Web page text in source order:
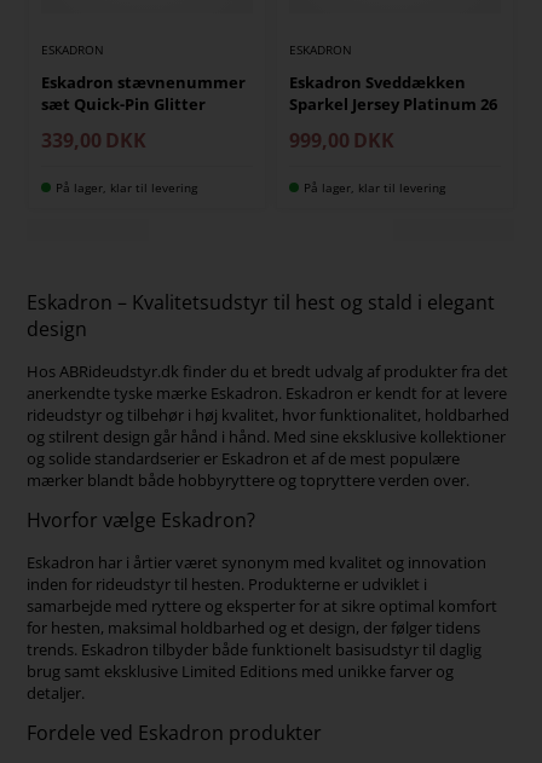
ESKADRON
Eskadron stævnenummer
sæt Quick-Pin Glitter
339,00 DKK
På lager, klar til levering
ESKADRON
Eskadron Sveddækken
Sparkel Jersey Platinum 26
999,00 DKK
På lager, klar til levering
Eskadron – Kvalitetsudstyr til hest og stald i elegant
design
Hos ABRideudstyr.dk finder du et bredt udvalg af produkter fra det
anerkendte tyske mærke Eskadron. Eskadron er kendt for at levere
rideudstyr og tilbehør i høj kvalitet, hvor funktionalitet, holdbarhed
og stilrent design går hånd i hånd. Med sine eksklusive kollektioner
og solide standardserier er Eskadron et af de mest populære
mærker blandt både hobbyryttere og topryttere verden over.
Hvorfor vælge Eskadron?
Eskadron har i årtier været synonym med kvalitet og innovation
inden for rideudstyr til hesten. Produkterne er udviklet i
samarbejde med ryttere og eksperter for at sikre optimal komfort
for hesten, maksimal holdbarhed og et design, der følger tidens
trends. Eskadron tilbyder både funktionelt basisudstyr til daglig
brug samt eksklusive Limited Editions med unikke farver og
detaljer.
Fordele ved Eskadron produkter